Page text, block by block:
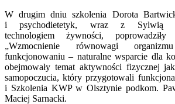
W drugim dniu szkolenia Dorota
i psychodietetyk, wraz z Sylwią
technologiem żywności,
„Wzmocnienie równowagi
funkcjonowaniu – naturalne wsparcie dla
obejmowały temat aktywności fizycznej
samopoczucia, który przygotowali
i Szkolenia KWP w Olsztynie podkom.
Maciej Sarnacki.